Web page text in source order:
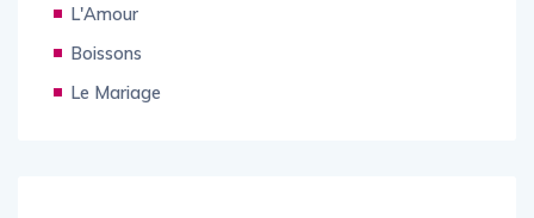
L'Amour
Boissons
Le Mariage